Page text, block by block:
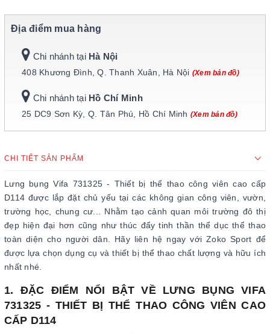
Địa điểm mua hàng
Chi nhánh tại Hà Nội
408 Khương Đình, Q. Thanh Xuân, Hà Nội (Xem bản đồ)
Chi nhánh tại Hồ Chí Minh
25 DC9 Sơn Kỳ, Q. Tân Phú, Hồ Chí Minh (Xem bản đồ)
CHI TIẾT SẢN PHẨM
Lưng bụng Vifa 731325 - Thiết bị thể thao công viên cao cấp
D114 được lắp đặt chủ yếu tại các không gian công viên, vườn,
trường học, chung cư... Nhằm tạo cảnh quan môi trường đô thị
đẹp hiện đại hơn cũng như thúc đẩy tinh thần thể dục thể thao
toàn diện cho người dân. Hãy liên hệ ngay với Zoko Sport để
được lựa chọn dụng cụ và thiết bị thể thao chất lượng và hữu ích
nhất nhé.
1. ĐẶC ĐIỂM NỔI BẬT VỀ LƯNG BỤNG VIFA
731325 - THIẾT BỊ THỂ THAO CÔNG VIÊN CAO
CẤP D114